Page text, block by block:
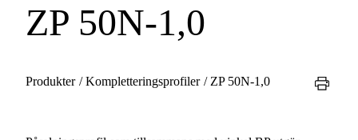
ZP 50N-1,0
Produkter /Kompletteringsprofiler / ZP 50N-1,0